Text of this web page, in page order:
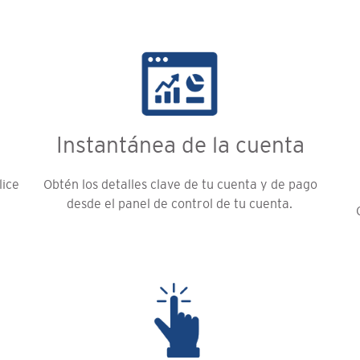
Instantánea de la cuenta
Obtén los detalles clave de tu cuenta y de pago
desde el panel de control de tu cuenta.